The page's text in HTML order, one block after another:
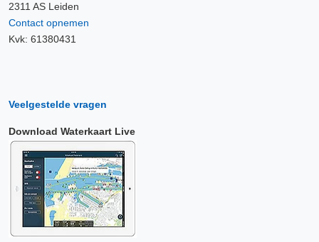
2311 AS Leiden
Contact opnemen
Kvk: 61380431
Veelgestelde vragen
Download Waterkaart Live